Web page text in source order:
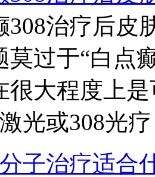
308治疗后皮
莫过于“白点
很大程度上
光或308光
子治疗适合